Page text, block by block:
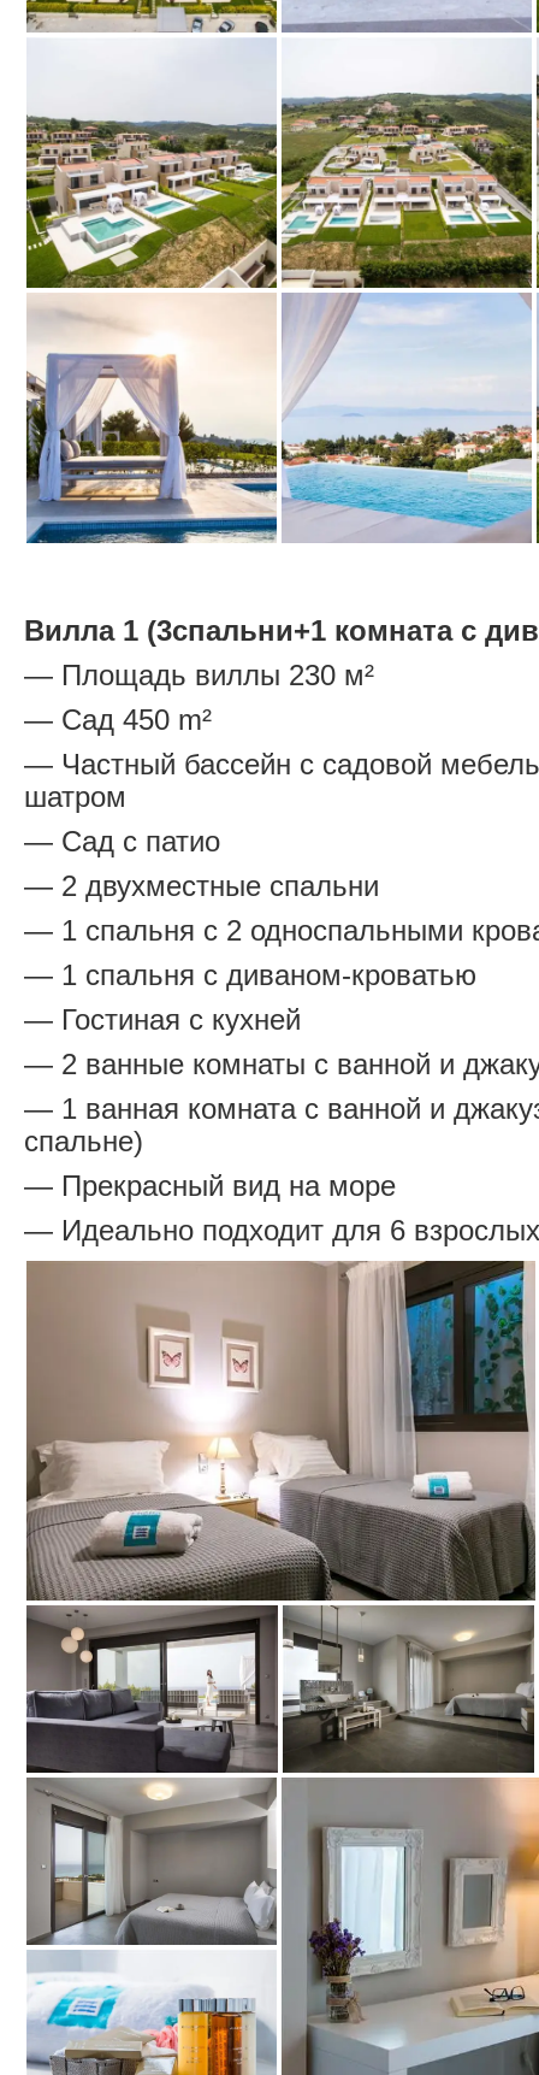
Вилла 1 (3спальни+1 комната с
— Площадь виллы 230 м²
— Сад 450 m²
— Частный бассейн с садовой
шатром
— Сад с патио
— 2 двухместные спальни
— 1 спальня с 2 односпальными
— 1 спальня с диваном-кроватью
— Гостиная с кухней
— 2 ванные комнаты с ванной и
— 1 ванная комната с ванной и
спальне)
— Прекрасный вид на море
— Идеально подходит для 6